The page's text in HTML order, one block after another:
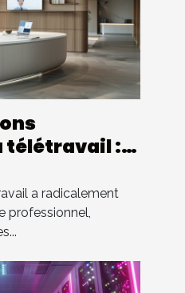
télétravail :
des
a radicalement
professionnel,